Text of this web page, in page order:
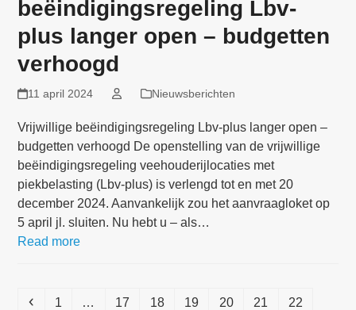
beëindigingsregeling Lbv-
plus langer open – budgetten
verhoogd
11 april 2024 Nieuwsberichten
Vrijwillige beëindigingsregeling Lbv-plus langer open –
budgetten verhoogd De openstelling van de vrijwillige
beëindigingsregeling veehouderijlocaties met
piekbelasting (Lbv-plus) is verlengd tot en met 20
december 2024. Aanvankelijk zou het aanvraagloket op
5 april jl. sluiten. Nu hebt u – als…
Read more
Previous
Page
1 … Page
17 Page
18 Page
19 Page
20 Page
21 Page
22